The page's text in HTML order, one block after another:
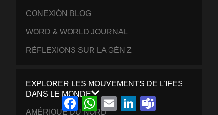
CONEXIÓN BLOG
WORD & WORLD JOURNAL
RÉFLEXIONS SUR LA GÉN Z
EXPLORER LES MOUVEMENTS DE L’IFES
DANS LE MONDE
AMÉRIQUE DU NORD
FacebookWhatsAppEmail LinkedIn